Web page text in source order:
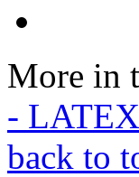
More in
-
back to